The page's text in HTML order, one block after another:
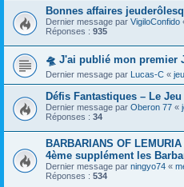
Bonnes affaires
Dernier message par VigiloConfido
Réponses : 935
🛸 J'ai publié mon premier
Dernier message par Lucas-C «
Défis Fantastiques – Le
Dernier message par Oberon 77 «
Réponses : 34
BARBARIANS OF
4ème supplément les
Dernier message par ningyo74 «
Réponses : 534